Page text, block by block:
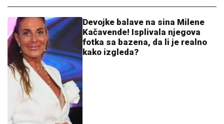
Devojke balave na sina Milene
Kačavende! Isplivala njegova
fotka sa bazena, da li je realno
kako izgleda?